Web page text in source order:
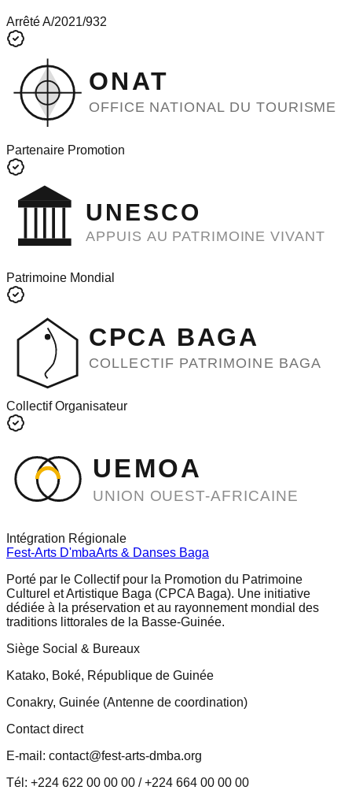
Arrêté A/2021/932
ONAT
OFFICE NATIONAL DU TOURISME
Partenaire Promotion
UNESCO
APPUIS AU PATRIMOINE VIVANT
Patrimoine Mondial
CPCA BAGA
COLLECTIF PATRIMOINE BAGA
Collectif Organisateur
UEMOA
UNION OUEST-AFRICAINE
Intégration Régionale
Fest-Arts D'mbaArts & Danses Baga
Porté par le Collectif pour la Promotion du Patrimoine
Culturel et Artistique Baga (CPCA Baga). Une initiative
dédiée à la préservation et au rayonnement mondial des
traditions littorales de la Basse-Guinée.
Siège Social & Bureaux
Katako, Boké, République de Guinée
Conakry, Guinée (Antenne de coordination)
Contact direct
E-mail: contact@fest-arts-dmba.org
Tél: +224 622 00 00 00 / +224 664 00 00 00